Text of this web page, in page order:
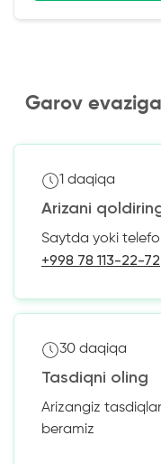
Garov
1 daqiqa
Arizani
Saytda yoki
+998 78 113-22-72
30 daqiqa
Tasdiqni oling
Arizangiz
beramiz